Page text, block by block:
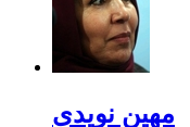
مهین نویدی